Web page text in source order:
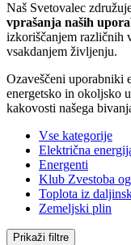
Naš Svetovalec
vprašanja naših
izkoriščanjem različnih
vsakdanjem življenju.
Ozaveščeni uporabniki
energetsko in okoljsko
kakovosti našega
Vse kategorije
Električna
Energenti
Klub Zvestoba
Toplota iz
Zemeljski plin
Prikaži filtre